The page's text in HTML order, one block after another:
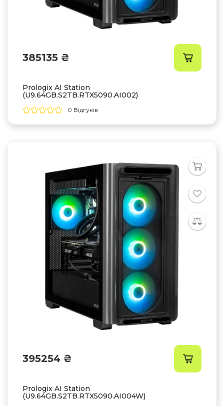
385135 ₴
Prologix AI Station
(U9.64GB.S2TB.RTX5090.AI002)
0 Відгуків
395254 ₴
Prologix AI Station
(U9.64GB.S2TB.RTX5090.AI004W)